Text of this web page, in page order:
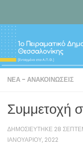
ΝΈΑ - ΑΝΑΚΟΙΝΏΣΕΙΣ
Συμμετοχή
ΔΗΜΟΣΙΕΎΤΗΚΕ 28
ΙΑΝΟΥΑΡΊΟΥ, 2022